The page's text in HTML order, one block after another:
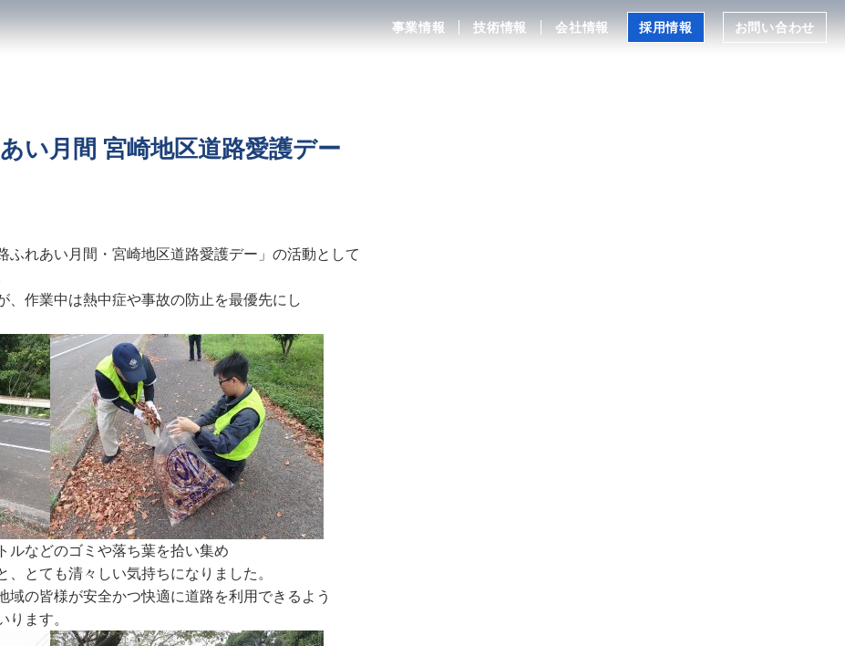
事業情報 技術情報 会社情報 採用情報 お問い合わせ
い月間 宮崎地区道路愛護デー
ふれあい月間・宮崎地区道路愛護デー」の活動として
、作業中は熱中症や事故の防止を最優先にし
ルなどのゴミや落ち葉を拾い集め
とても清々しい気持ちになりました。
域の皆様が安全かつ快適に道路を利用できるよう
ります。